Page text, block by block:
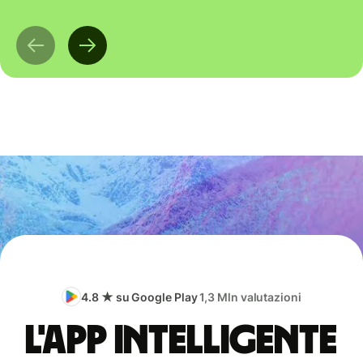
4.8 ★ su Google Play1,3 Mln valutazioni
L'app intelligente